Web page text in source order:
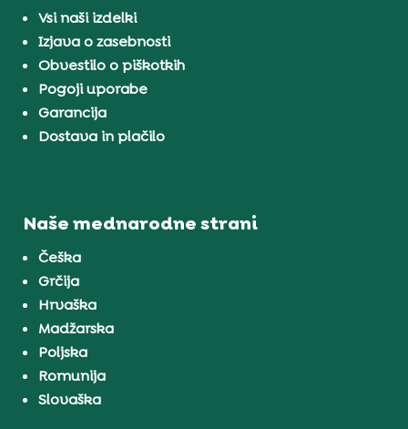
Vsi naši izdelki
Izjava o zasebnosti
Obvestilo o piškotkih
Pogoji uporabe
Garancija
Dostava in plačilo
Naše mednarodne strani
Češka
Grčija
Hrvaška
Madžarska
Poljska
Romunija
Slovaška